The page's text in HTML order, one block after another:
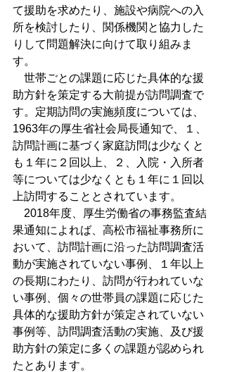
て援助を求めたり、施設や病院への入
所を検討したり、関係機関と協力した
りして問題解決に向けて取り組みま
す。
世帯ごとの課題に応じた具体的な援
助方針を策定する大前提が訪問調査で
す。定期訪問の実施頻度については、
1963年の厚生省社会局長通知で、１、
訪問計画に基づく家庭訪問は少なくと
も１年に２回以上、２、入院・入所者
等については少なくとも１年に１回以
上訪問することとされています。
2018年度、厚生労働省の事務監査結
果通知によれば、高松市福祉事務所に
おいて、訪問計画に沿った訪問調査活
動が実施されていない事例、１年以上
の長期にわたり、訪問が行われていな
い事例、個々の世帯員の課題に応じた
具体的な援助方針が策定されていない
事例等、訪問調査活動の実施、及び援
助方針の策定に多くの課題が認められ
たとあります。